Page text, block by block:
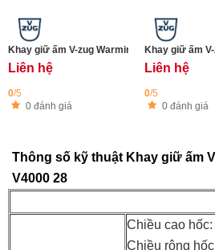
Khay giữ ấm V-zug Warming drawer V4000
Liên hệ
0/5
0 đánh giá
Khay giữ ấm
Liên hệ
0/5
0 đánh giá
Thông số kỹ thuật Khay giữ ấm
V4000 28
Chiều cao
Chiều rộng